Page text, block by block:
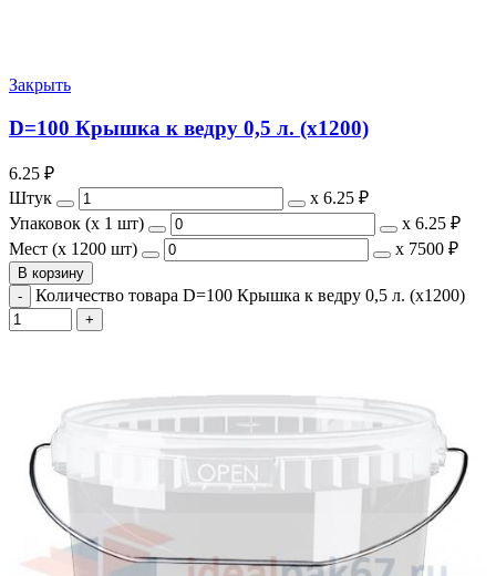
Закрыть
D=100 Крышка к ведру 0,5 л. (х1200)
6.25 ₽
Штук
х 6.25 ₽
Упаковок (x 1 шт)
х 6.25 ₽
Мест (x 1200 шт)
х 7500 ₽
В корзину
Количество товара D=100 Крышка к ведру 0,5 л. (х1200)